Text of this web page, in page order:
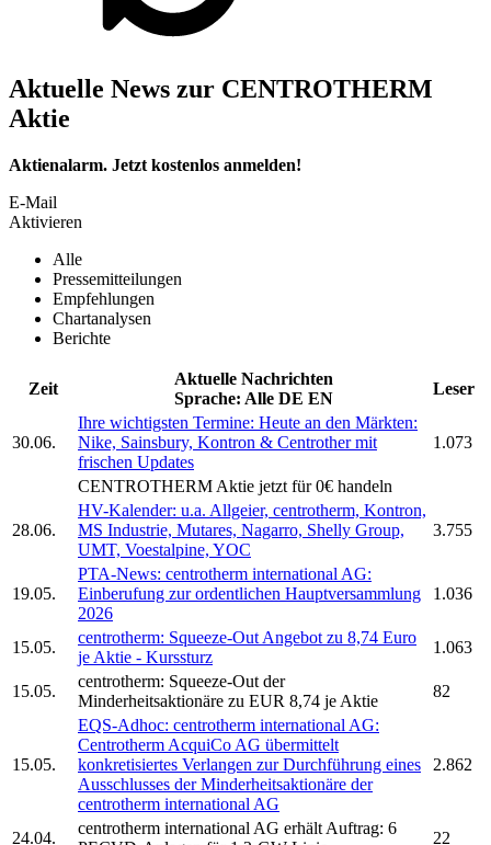
Aktuelle News zur CENTROTHERM
Aktie
Aktienalarm. Jetzt kostenlos anmelden!
E-Mail
Aktivieren
Alle
Pressemitteilungen
Empfehlungen
Chartanalysen
Berichte
Zeit
Aktuelle Nachrichten
Sprache: Alle DE EN
Leser
30.06.
Ihre wichtigsten Termine: Heute an den Märkten:
Nike, Sainsbury, Kontron & Centrother mit
frischen Updates
1.073
CENTROTHERM Aktie jetzt für 0€ handeln
28.06.
HV-Kalender: u.a. Allgeier, centrotherm, Kontron,
MS Industrie, Mutares, Nagarro, Shelly Group,
UMT, Voestalpine, YOC
3.755
19.05.
PTA-News: centrotherm international AG:
Einberufung zur ordentlichen Hauptversammlung
2026
1.036
15.05.
centrotherm: Squeeze-Out Angebot zu 8,74 Euro
je Aktie - Kurssturz
1.063
15.05.
centrotherm: Squeeze-Out der
Minderheitsaktionäre zu EUR 8,74 je Aktie
82
15.05.
EQS-Adhoc: centrotherm international AG:
Centrotherm AcquiCo AG übermittelt
konkretisiertes Verlangen zur Durchführung eines
Ausschlusses der Minderheitsaktionäre der
centrotherm international AG
2.862
24.04.
centrotherm international AG erhält Auftrag: 6
22